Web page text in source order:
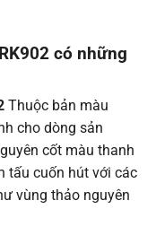
có những
Thuộc bản màu
cho dòng sản
cốt màu thanh
tấu cuốn hút với các
vùng thảo nguyên